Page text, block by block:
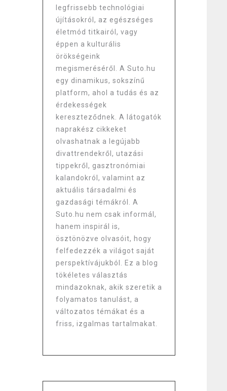
legfrissebb technológiai
újításokról, az egészséges
életmód titkairól, vagy
éppen a kulturális
örökségeink
megismeréséről. A Suto.hu
egy dinamikus, sokszínű
platform, ahol a tudás és az
érdekességek
kereszteződnek. A látogatók
naprakész cikkeket
olvashatnak a legújabb
divattrendekről, utazási
tippekről, gasztronómiai
kalandokról, valamint az
aktuális társadalmi és
gazdasági témákról. A
Suto.hu nem csak informál,
hanem inspirál is,
ösztönözve olvasóit, hogy
felfedezzék a világot saját
perspektívájukból. Ez a blog
tökéletes választás
mindazoknak, akik szeretik a
folyamatos tanulást, a
változatos témákat és a
friss, izgalmas tartalmakat.